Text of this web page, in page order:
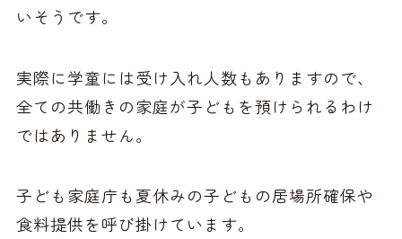
いそうです。
実際に学童には受け入れ人数もありますので、
全ての共働きの家庭が子どもを預けられるわけ
ではありません。
子ども家庭庁も夏休みの子どもの居場所確保や
食料提供を呼び掛けています。